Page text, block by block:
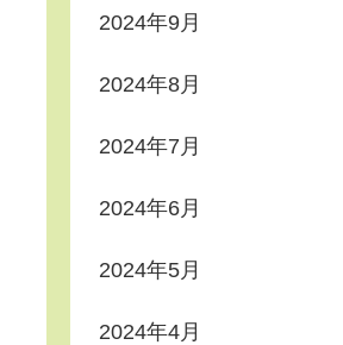
2024年9月
2024年8月
2024年7月
2024年6月
2024年5月
2024年4月